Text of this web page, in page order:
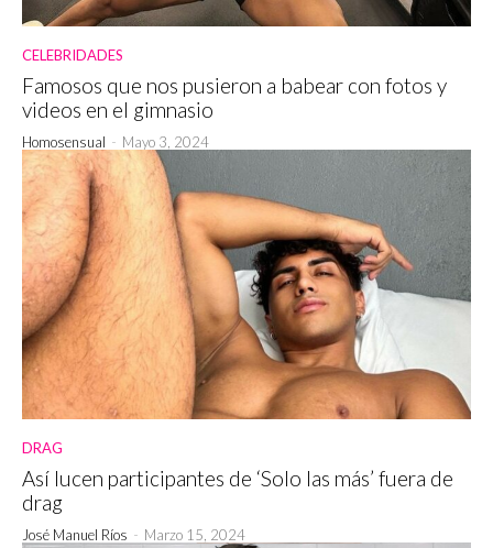
CELEBRIDADES
Famosos que nos pusieron a babear con fotos y
videos en el gimnasio
Homosensual - Mayo 3, 2024
DRAG
Así lucen participantes de ‘Solo las más’ fuera de
drag
José Manuel Ríos - Marzo 15, 2024